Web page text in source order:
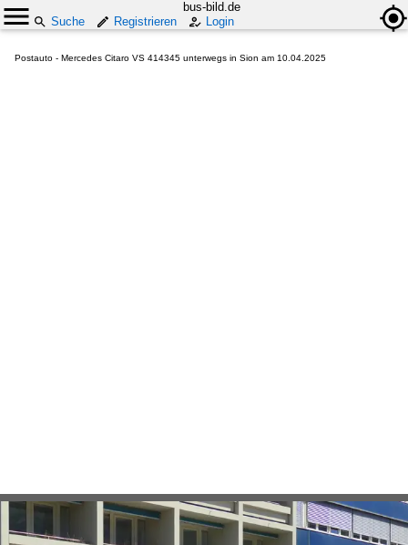
bus-bild.de
Suche
Registrieren Login
Postauto - Mercedes Citaro VS 414345 unterwegs in Sion am 10.04.2025